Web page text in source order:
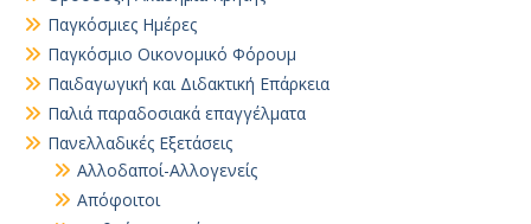
Παγκόσμιες Ημέρες
Παγκόσμιο Οικονομικό Φόρουμ
Παιδαγωγική και Διδακτική Επάρκεια
Παλιά παραδοσιακά επαγγέλματα
Πανελλαδικές Εξετάσεις
Αλλοδαποί-Αλλογενείς
Απόφοιτοι